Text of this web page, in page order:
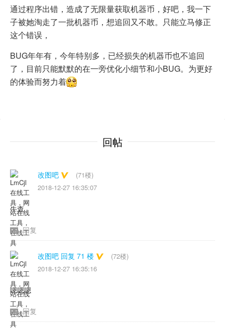
通过程序出错，造成了无限量获取机器币，好吧，我一下
子被她淘走了一批机器币，想追回又不敢。只能立马修正
这个错误，
BUG年年有，今年特别多，已经损失的机器币也不追回
了，目前只能默默的在一旁优化小细节和小BUG。为更好
的体验而努力着
回帖
改图吧
(71楼)
2018-12-27 16:35:07
牛查
回复
改图吧 回复 71 楼
(72楼)
2018-12-27 16:35:16
嗯嗯嗯
回复